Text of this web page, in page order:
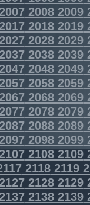
20082009
20182019
20282029
20382039
20482049
20582059
20682069
20782079
20882089
20982099
21082109
21182119
21282129
21382139